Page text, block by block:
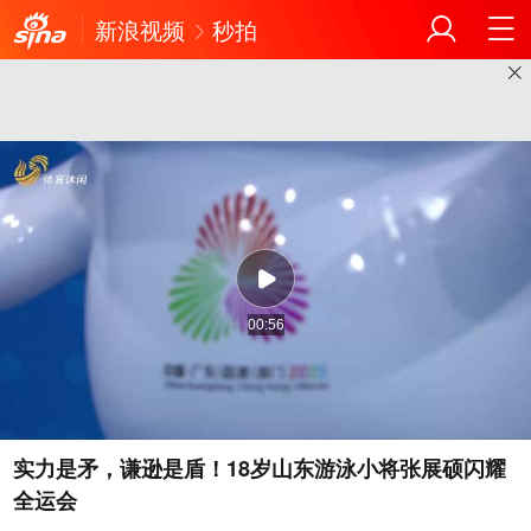
新浪视频 秒拍
00:56
实力是矛，谦逊是盾！18岁山东游泳小将张展硕闪耀
全运会